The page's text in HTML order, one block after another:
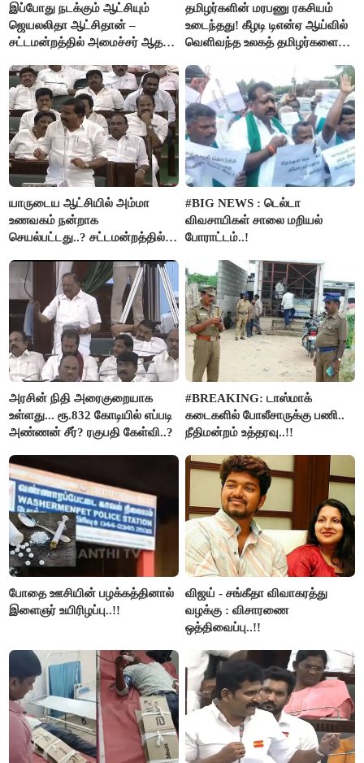
இப்போது நடக்கும் ஆட்சியும்
ஜெயலலிதா ஆட்சிதான் –
சட்டமன்றத்தில் அமைச்சர் ஆதவ்
தமிழர்களின் மரபணு ரகசியம்
உடைந்தது! கீழடி டிஎன்ஏ ஆய்வில்
வெளிவந்த உலகத் தமிழர்களை
யாருடைய ஆட்சியில் அம்மா
உணவகம் நன்றாக
செயல்பட்டது..? சட்டமன்றத்தில்
#BIG NEWS : டெல்டா
விவசாயிகள் சாலை மறியல்
போராட்டம்..!
அரசின் நிதி அரைகுறையாக
உள்ளது... ரூ.832 கோடியில் எப்படி
அண்ணன் சீர்? ரகுபதி கேள்வி..?
#BREAKING: டாஸ்மாக்
கடைகளில் போலீசாருக்கு பணி..
நீதிமன்றம் உத்தரவு..!!
போதை ஊசியின் பழக்கத்தினால்
இளைஞர் உயிரிழப்பு..!!
விஜய் - சங்கீதா விவாகரத்து
வழக்கு : விசாரணை
ஒத்திவைப்பு..!!